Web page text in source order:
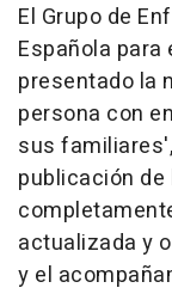
El Grupo de
Española para
presentado la
persona con
sus
publicación de
actualizada y
y el